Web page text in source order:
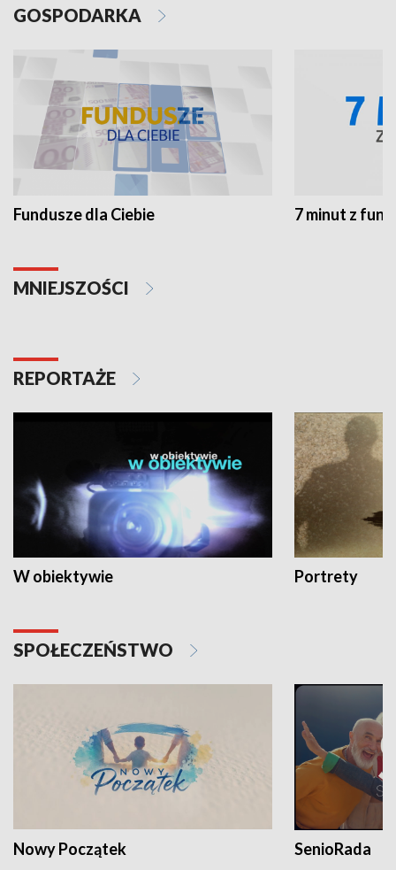
GOSPODARKA
Fundusze dla Ciebie 7 minut z
MNIEJSZOŚCI
REPORTAŻE
W obiektywie Portrety
SPOŁECZEŃSTWO
Nowy Początek SenioRada